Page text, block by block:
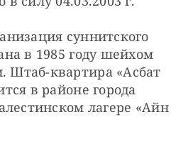
суннитского
в 1985 году шейхом
квартира «Асбат
в районе города
лагере «Айн